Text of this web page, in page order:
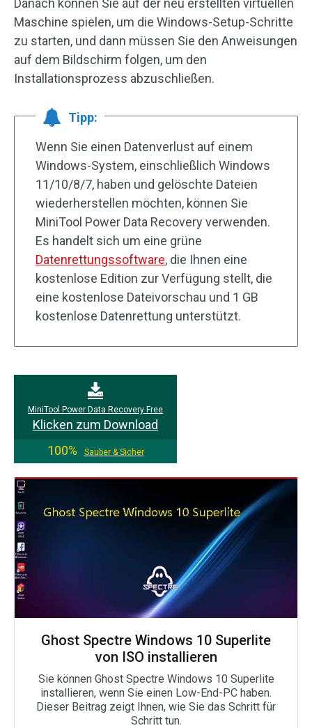
Danach können Sie auf der neu erstellten virtuellen
Maschine spielen, um die Windows-Setup-Schritte
zu starten, und dann müssen Sie den Anweisungen
auf dem Bildschirm folgen, um den
Installationsprozess abzuschließen.
Tipp:
Wenn Sie einen Datenverlust auf einem
Windows-System, einschließlich Windows
11/10/8/7, haben und gelöschte Dateien
wiederherstellen möchten, können Sie
MiniTool Power Data Recovery verwenden.
Es handelt sich um eine grüne
Datenrettungssoftware, die Ihnen eine
kostenlose Edition zur Verfügung stellt, die
eine kostenlose Dateivorschau und 1 GB
kostenlose Datenrettung unterstützt.
MiniTool Power Data Recovery Free
Klicken zum Download
100%
Sauber & Sicher
Ghost Spectre Windows 10 Superlite
von ISO installieren
Sie können Ghost Spectre Windows 10 Superlite
installieren, wenn Sie einen Low-End-PC haben.
Dieser Beitrag zeigt Ihnen, wie Sie das Schritt für
Schritt tun.